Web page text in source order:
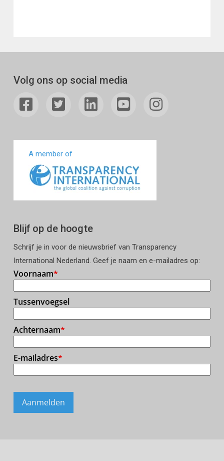
Volg ons op social media
A member of
Blijf op de hoogte
Schrijf je in voor de nieuwsbrief van Transparency
International Nederland. Geef je naam en e-mailadres op: